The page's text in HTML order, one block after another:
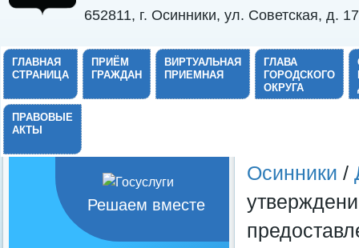
652811, г. Осинники, ул. Советская, д.
ГЛАВНАЯ
СТРАНИЦА
ПРИЁМ
ГРАЖДАН
ВИРТУАЛЬНАЯ
ПРИЕМНАЯ
ГЛАВА
ГОРОДСКОГО
ОКРУГА
ПРАВОВЫЕ
АКТЫ
Осинники /
Решаем вместе